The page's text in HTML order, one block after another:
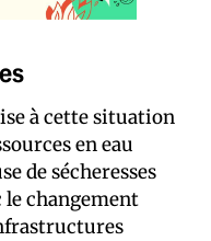
à cette situation
en eau
de sécheresses
le changement